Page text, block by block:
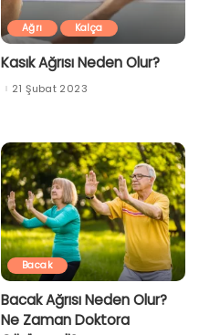
Ağrı Kalça
Kasık Ağrısı Neden Olur?
21 Şubat 2023
Bacak
Bacak Ağrısı Neden Olur?
Ne Zaman Doktora